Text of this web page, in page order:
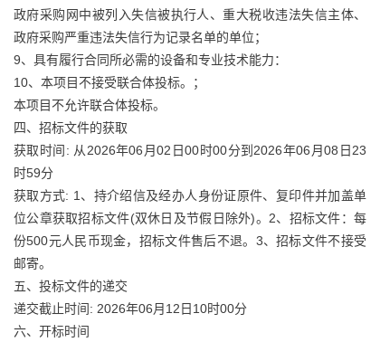
政府采购网中被列入失信被执行人、重大税收违法失信主体、
政府采购严重违法失信行为记录名单的单位；
9、具有履行合同所必需的设备和专业技术能力：
10、本项目不接受联合体投标。；
本项目不允许联合体投标。
四、招标文件的获取
获取时间: 从2026年06月02日00时00分到2026年06月08日23
时59分
获取方式: 1、持介绍信及经办人身份证原件、复印件并加盖单
位公章获取招标文件(双休日及节假日除外)。2、招标文件：每
份500元人民币现金，招标文件售后不退。3、招标文件不接受
邮寄。
五、投标文件的递交
递交截止时间: 2026年06月12日10时00分
六、开标时间